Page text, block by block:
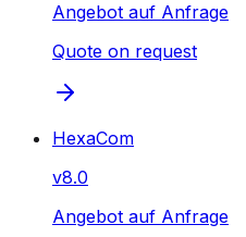
Angebot auf Anfrage
Quote on request
HexaCom
v8.0
Angebot auf Anfrage